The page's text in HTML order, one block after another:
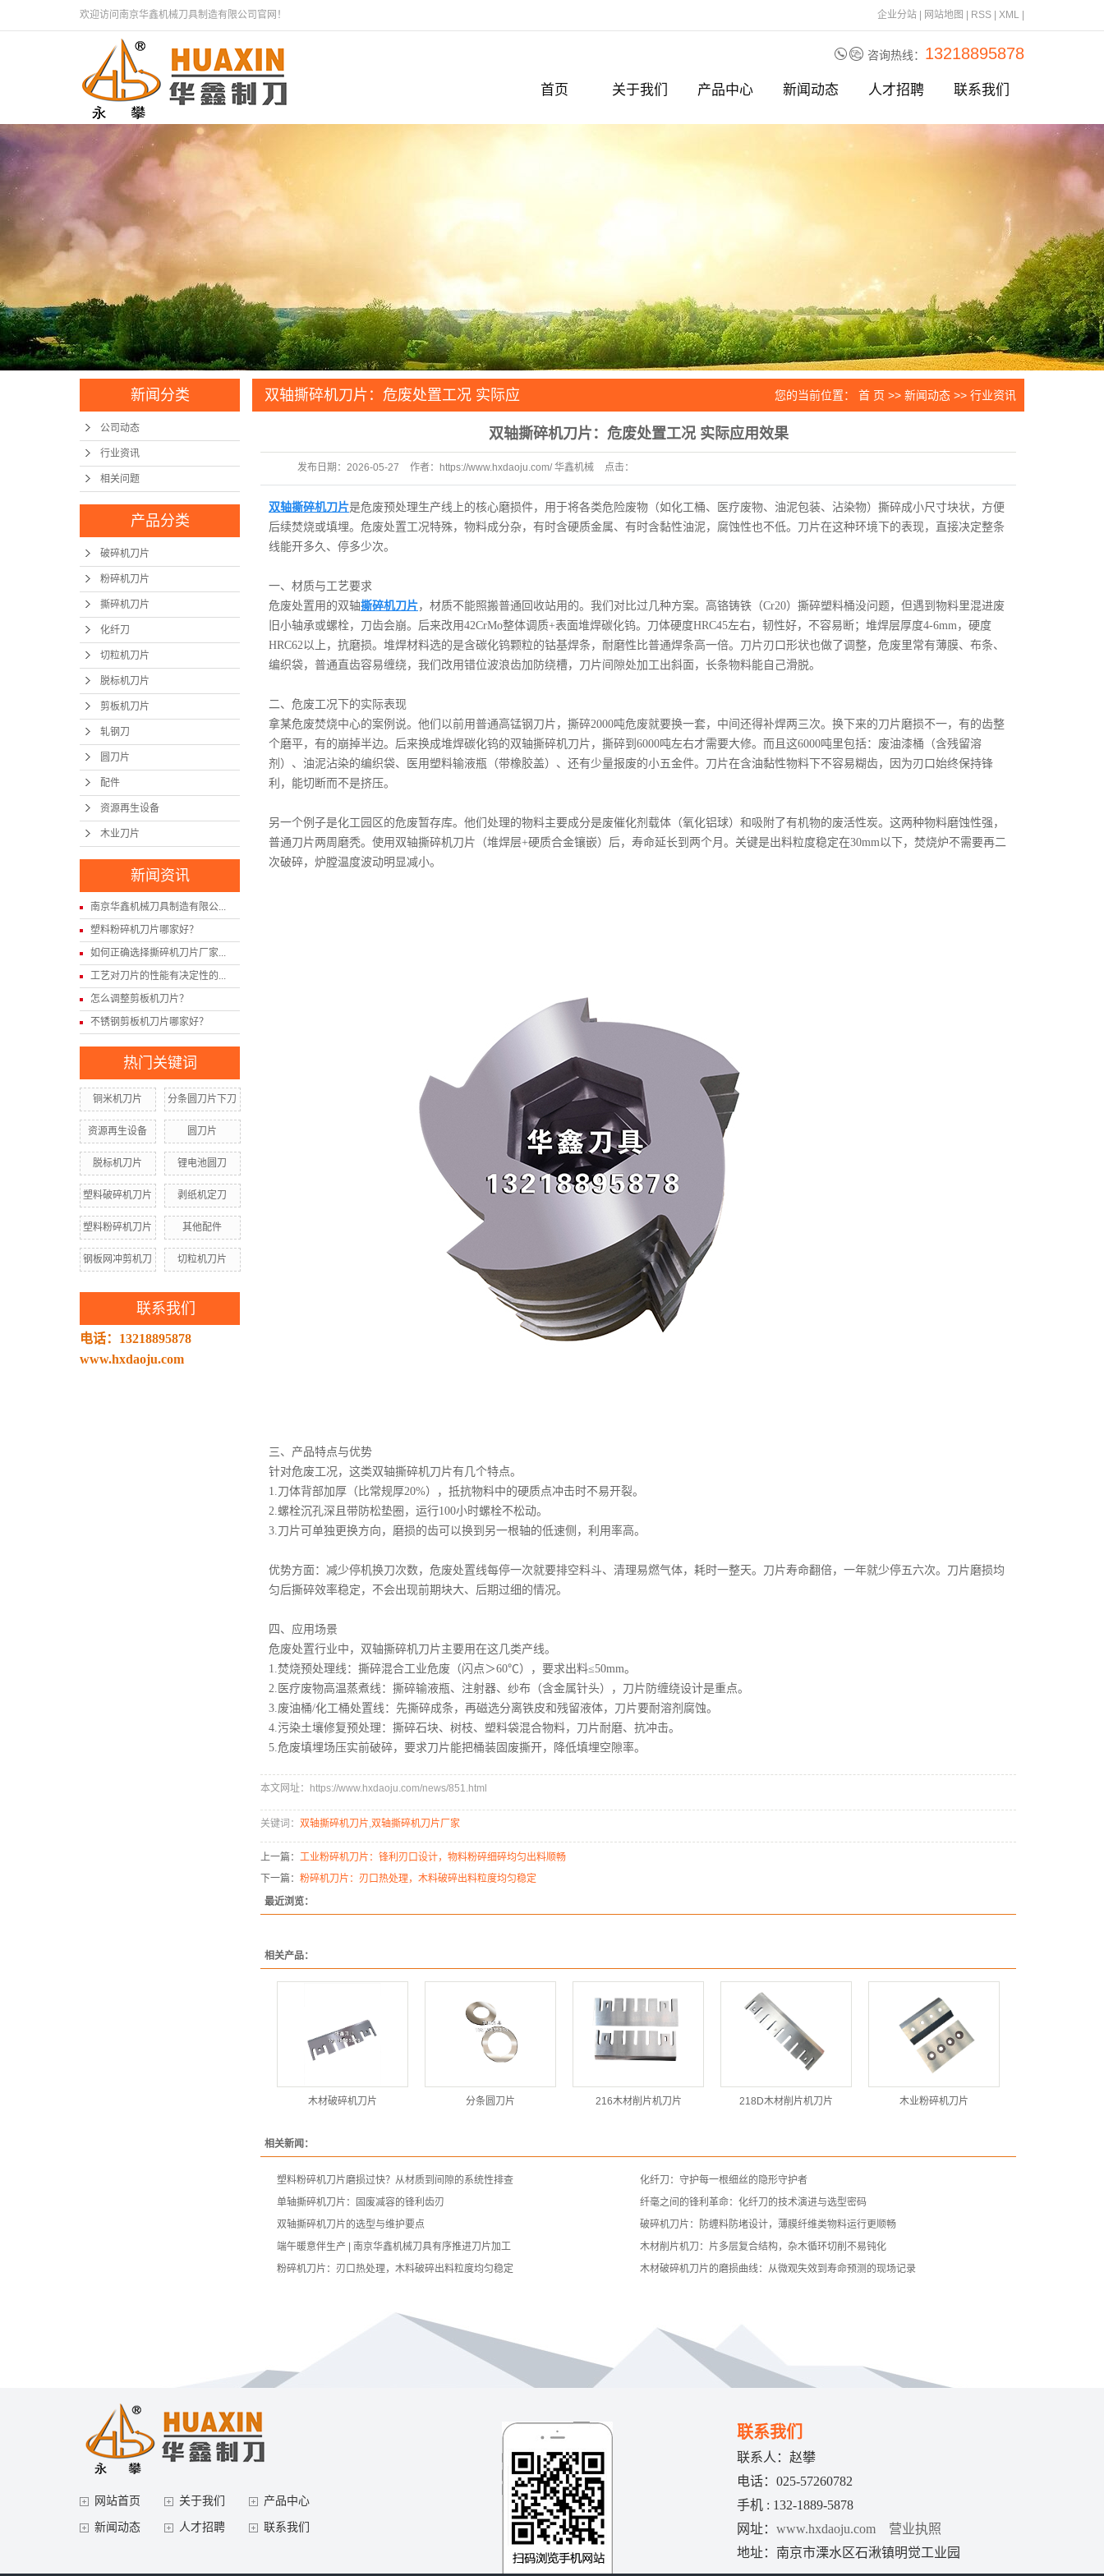
欢迎访问南京华鑫机械刀具制造有限公司官网！ 企业分站 网站地图 RSS XML
咨询热线： 13218895878
首页 关于我们
公司简介
产品中心
破碎机刀片
剪板机刀片
轧钢刀
圆刀片
配件
新闻动态
公司动态
人才招聘 联系我们
新闻分类
公司动态
行业资讯
相关问题
产品分类
破碎机刀片
粉碎机刀片
撕碎机刀片
化纤刀
切粒机刀片
脱标机刀片
剪板机刀片
轧钢刀
圆刀片
配件
资源再生设备
木业刀片
新闻资讯
南京华鑫机械刀具制造有限公...
塑料粉碎机刀片哪家好？
如何正确选择撕碎机刀片厂家...
工艺对刀片的性能有决定性的...
怎么调整剪板机刀片？
不锈钢剪板机刀片哪家好？
热门关键词
铜米机刀片 分条圆刀片下刀
资源再生设备 圆刀片
脱标机刀片 锂电池圆刀
塑料破碎机刀片 剥纸机定刀
塑料粉碎机刀片 其他配件
钢板网冲剪机刀 切粒机刀片
联系我们
电话：13218895878
www.hxdaoju.com
双轴撕碎机刀片：危废处置工况 实际应
您的当前位置： 首 页 >> 新闻动态 >> 行业资讯
双轴撕碎机刀片：危废处置工况 实际应用效果
发布日期： 2026-05-27 作者： https://www.hxdaoju.com/ 华鑫机械
点击：
40
双轴撕碎机刀片是危废预处理生产线上的核心磨损件，用于将各类危险废物（如化工桶、医疗废物、油泥包装、沾染物）撕碎成小尺寸块状，方便
后续焚烧或填埋。危废处置工况特殊，物料成分杂，有时含硬质金属、有时含黏性油泥，腐蚀性也不低。刀片在这种环境下的表现，直接决定整条
线能开多久、停多少次。
一、材质与工艺要求
危废处置用的双轴撕碎机刀片，材质不能照搬普通回收站用的。我们对比过几种方案。高铬铸铁（Cr20）撕碎塑料桶没问题，但遇到物料里混进废
旧小轴承或螺栓，刀齿会崩。后来改用42CrMo整体调质+表面堆焊碳化钨。刀体硬度HRC45左右，韧性好，不容易断；堆焊层厚度4-6mm，硬度
HRC62以上，抗磨损。堆焊材料选的是含碳化钨颗粒的钴基焊条，耐磨性比普通焊条高一倍。刀片刃口形状也做了调整，危废里常有薄膜、布条、
编织袋，普通直齿容易缠绕，我们改用错位波浪齿加防绕槽，刀片间隙处加工出斜面，长条物料能自己滑脱。
二、危废工况下的实际表现
拿某危废焚烧中心的案例说。他们以前用普通高锰钢刀片，撕碎2000吨危废就要换一套，中间还得补焊两三次。换下来的刀片磨损不一，有的齿整
个磨平，有的崩掉半边。后来换成堆焊碳化钨的双轴撕碎机刀片，撕碎到6000吨左右才需要大修。而且这6000吨里包括：废油漆桶（含残留溶
剂）、油泥沾染的编织袋、医用塑料输液瓶（带橡胶盖）、还有少量报废的小五金件。刀片在含油黏性物料下不容易糊齿，因为刃口始终保持锋
利，能切断而不是挤压。
另一个例子是化工园区的危废暂存库。他们处理的物料主要成分是废催化剂载体（氧化铝球）和吸附了有机物的废活性炭。这两种物料磨蚀性强，
普通刀片两周磨秃。使用双轴撕碎机刀片（堆焊层+硬质合金镶嵌）后，寿命延长到两个月。关键是出料粒度稳定在30mm以下，焚烧炉不需要再二
次破碎，炉膛温度波动明显减小。
三、产品特点与优势
针对危废工况，这类双轴撕碎机刀片有几个特点。
1.刀体背部加厚（比常规厚20%），抵抗物料中的硬质点冲击时不易开裂。
2.螺栓沉孔深且带防松垫圈，运行100小时螺栓不松动。
3.刀片可单独更换方向，磨损的齿可以换到另一根轴的低速侧，利用率高。
优势方面：减少停机换刀次数，危废处置线每停一次就要排空料斗、清理易燃气体，耗时一整天。刀片寿命翻倍，一年就少停五六次。刀片磨损均
匀后撕碎效率稳定，不会出现前期块大、后期过细的情况。
四、应用场景
危废处置行业中，双轴撕碎机刀片主要用在这几类产线。
1.焚烧预处理线：撕碎混合工业危废（闪点＞60℃），要求出料≤50mm。
2.医疗废物高温蒸煮线：撕碎输液瓶、注射器、纱布（含金属针头），刀片防缠绕设计是重点。
3.废油桶/化工桶处置线：先撕碎成条，再磁选分离铁皮和残留液体，刀片要耐溶剂腐蚀。
4.污染土壤修复预处理：撕碎石块、树枝、塑料袋混合物料，刀片耐磨、抗冲击。
5.危废填埋场压实前破碎，要求刀片能把桶装固废撕开，降低填埋空隙率。
本文网址：https://www.hxdaoju.com/news/851.html
关键词： 双轴撕碎机刀片,双轴撕碎机刀片厂家
上一篇： 工业粉碎机刀片：锋利刃口设计，物料粉碎细碎均匀出料顺畅
下一篇： 粉碎机刀片：刃口热处理，木料破碎出料粒度均匀稳定
最近浏览：
相关产品：
木材破碎机刀片 分条圆刀片 216木材削片机刀片 218D木材削片机刀片 木业粉碎机刀片
相关新闻：
塑料粉碎机刀片磨损过快？从材质到间隙的系统性排查
化纤刀：守护每一根细丝的隐形守护者
单轴撕碎机刀片：固废减容的锋利齿刃
纤毫之间的锋利革命：化纤刀的技术演进与选型密码
双轴撕碎机刀片的选型与维护要点
破碎机刀片：防缠料防堵设计，薄膜纤维类物料运行更顺畅
端午暖意伴生产 | 南京华鑫机械刀具有序推进刀片加工
木材削片机刀：片多层复合结构，杂木循环切削不易钝化
粉碎机刀片：刃口热处理，木料破碎出料粒度均匀稳定
木材破碎机刀片的磨损曲线：从微观失效到寿命预测的现场记录
网站首页 关于我们 产品中心
新闻动态 人才招聘 联系我们
联系我们
联系人：赵攀
电话：025-57260782
手机 : 132-1889-5878
网址： www.hxdaoju.com
营业执照
地址：南京市溧水区石湫镇明觉工业园